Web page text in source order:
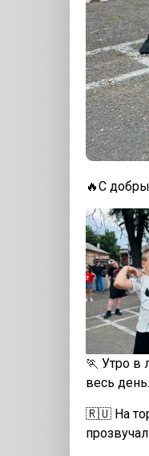
🔥С
🏃 Утро в
весь день.
🇷🇺 На